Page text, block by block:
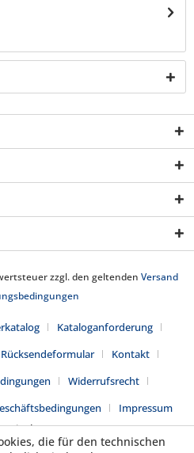
zzgl. den geltenden Versand
Kataloganforderung
Rücksendeformular
Kontakt
Widerrufsrecht
Impressum
mit Shopware
die für den technischen